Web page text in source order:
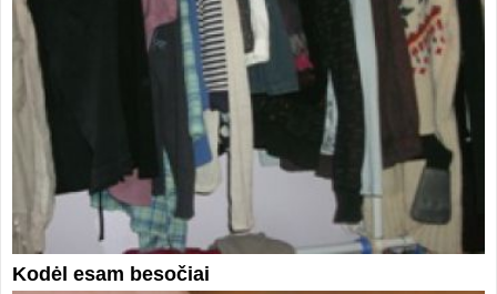
Kodėl esam besočiai